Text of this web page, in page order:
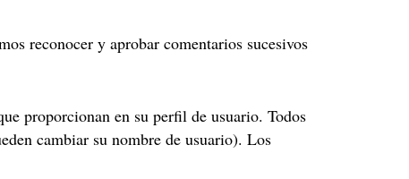
reconocer y aprobar comentarios sucesivos
proporcionan en su perfil de usuario. Todos
cambiar su nombre de usuario). Los